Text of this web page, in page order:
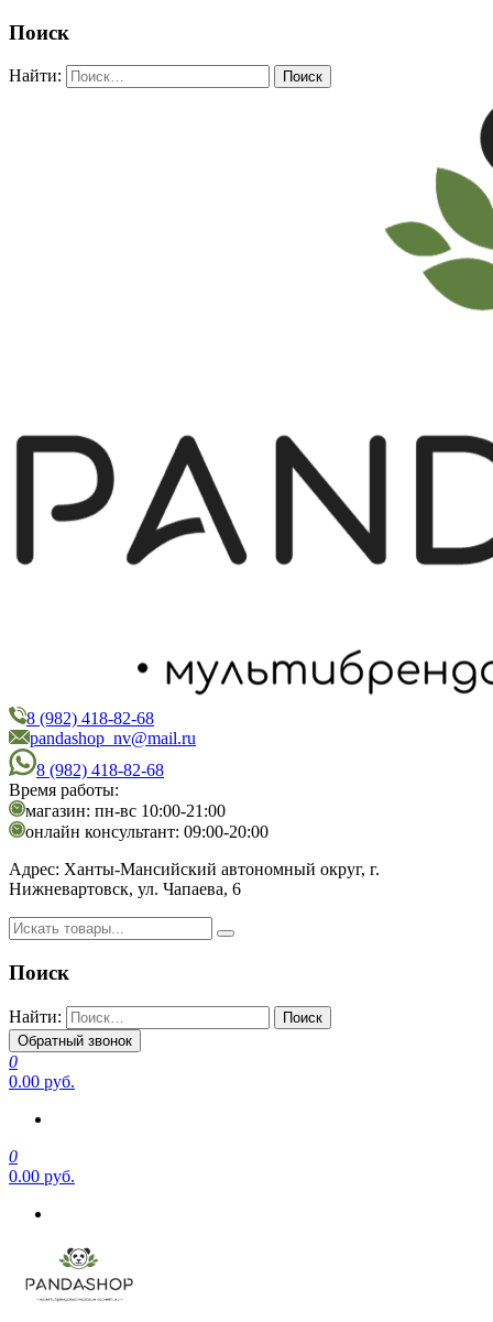
Поиск
Найти:
PandaShop
Интернет-магазин косметики
8 (982) 418-82-68
pandashop_nv@mail.ru
8 (982) 418-82-68
Время работы:
магазин: пн-вс 10:00-21:00
онлайн консультант: 09:00-20:00
Адрес: Ханты-Мансийский автономный округ, г.
Нижневартовск, ул. Чапаева, 6
Поиск
Найти:
Обратный звонок
0
0.00 руб.
0
0.00 руб.